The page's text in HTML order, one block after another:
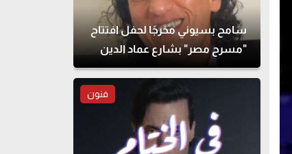
سامح بسيوني مخرجًا لحفل افتتاح
"مسرح مصر" بشارع عماد الدين
فنون